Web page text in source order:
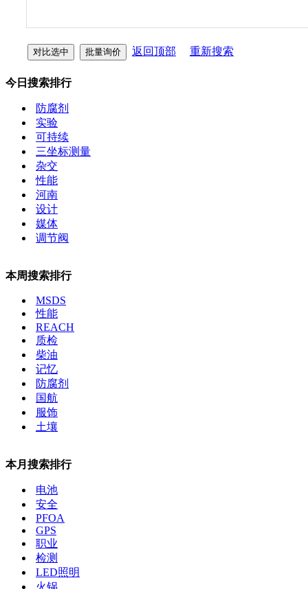
返回顶部 重新搜索
今日搜索排行
防腐剂
实验
可持续
三坐标测量
杂交
性能
河南
设计
媒体
调节阀
本周搜索排行
MSDS
性能
REACH
质检
柴油
记忆
防腐剂
国航
服饰
土壤
本月搜索排行
电池
安全
PFOA
GPS
职业
检测
LED照明